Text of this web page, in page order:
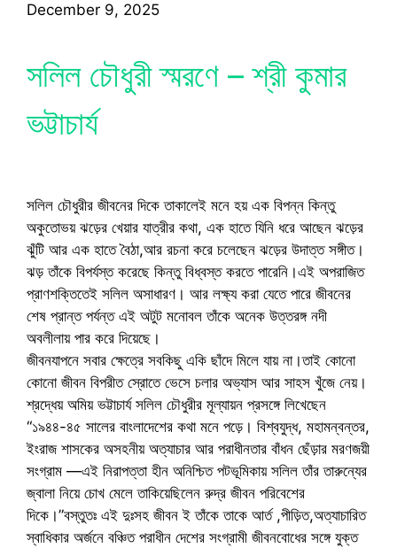
December 9, 2025
সলিল চৌধুরী স্মরণে – শ্রী কুমার
ভট্টাচার্য
সলিল চৌধুরীর জীবনের দিকে তাকালেই মনে হয় এক বিপন্ন কিন্তু
অকুতোভয় ঝড়ের খেয়ার যাত্রীর কথা, এক হাতে যিনি ধরে আছেন ঝড়ের
ঝুঁটি আর এক হাতে বৈঠা,আর রচনা করে চলেছেন ঝড়ের উদাত্ত সঙ্গীত।
ঝড় তাঁকে বিপর্যস্ত করেছে কিন্তু বিধ্বস্ত করতে পারেনি।এই অপরাজিত
প্রাণশক্তিতেই সলিল অসাধারণ। আর লক্ষ্য করা যেতে পারে জীবনের
শেষ প্রান্ত পর্যন্ত এই অটুট মনোবল তাঁকে অনেক উত্তরঙ্গ নদী
অবলীলায় পার করে দিয়েছে।
জীবনযাপনে সবার ক্ষেত্রে সবকিছু একি ছাঁদে মিলে যায় না।তাই কোনো
কোনো জীবন বিপরীত স্রোতে ভেসে চলার অভ্যাস আর সাহস খুঁজে নেয়।
শ্রদ্ধেয় অমিয় ভট্টাচার্য সলিল চৌধুরীর মূল্যায়ন প্রসঙ্গে লিখেছেন
“১৯৪৪-৪৫ সালের বাংলাদেশের কথা মনে পড়ে। বিশ্বযুদ্ধ, মহামন্বন্তর,
ইংরাজ শাসকের অসহনীয় অত্যাচার আর পরাধীনতার বাঁধন ছেঁড়ার মরণজয়ী
সংগ্রাম —এই নিরাপত্তা হীন অনিশ্চিত পটভূমিকায় সলিল তাঁর তারুন্যের
জ্বালা নিয়ে চোখ মেলে তাকিয়েছিলেন রুদ্র জীবন পরিবেশের
দিকে।”বস্তুতঃ এই দুঃসহ জীবন ই তাঁকে তাকে আর্ত ,পীড়িত,অত্যাচারিত
স্বাধিকার অর্জনে বঞ্চিত পরাধীন দেশের সংগ্রামী জীবনবোধের সঙ্গে যুক্ত